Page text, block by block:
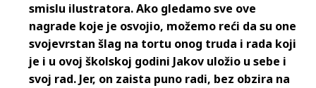
smislu ilustratora. Ako gledamo sve ove
nagrade koje je osvojio, možemo reći da su one
svojevrstan šlag na tortu onog truda i rada koji
je i u ovoj školskoj godini Jakov uložio u sebe i
svoj rad. Jer, on zaista puno radi, bez obzira na